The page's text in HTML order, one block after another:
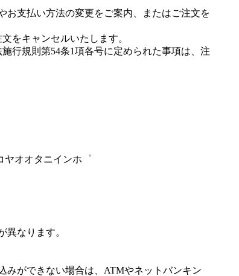
お支払い方法の変更をご案内、またはご注文を
をキャンセルいたします。
行規則第54条1項各号に定められた事項は、注
ヤオオタニインホ゜
なります。
みができない場合は、ATMやネットバンキン